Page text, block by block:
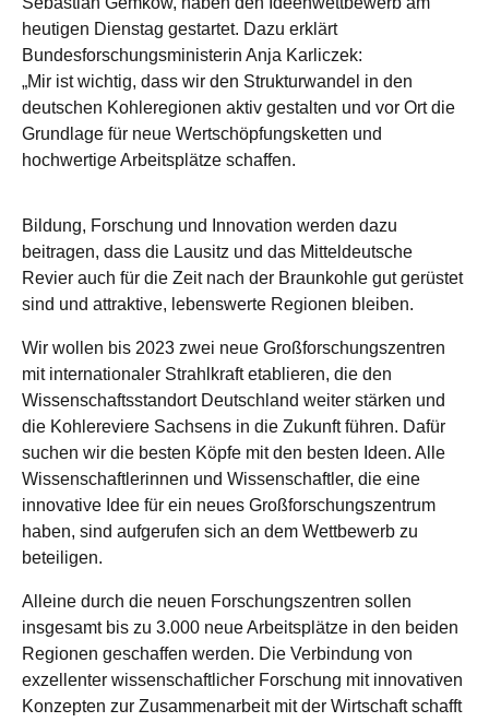
heutigen Dienstag gestartet. Dazu erklärt
Bundesforschungsministerin Anja Karliczek:
„Mir ist wichtig, dass wir den Strukturwandel in den
deutschen Kohleregionen aktiv gestalten und vor Ort die
Grundlage für neue Wertschöpfungsketten und
hochwertige Arbeitsplätze schaffen.
Bildung, Forschung und Innovation werden dazu
beitragen, dass die Lausitz und das Mitteldeutsche
Revier auch für die Zeit nach der Braunkohle gut gerüstet
sind und attraktive, lebenswerte Regionen bleiben.
Wir wollen bis 2023 zwei neue Großforschungszentren
mit internationaler Strahlkraft etablieren, die den
Wissenschaftsstandort Deutschland weiter stärken und
die Kohlereviere Sachsens in die Zukunft führen. Dafür
suchen wir die besten Köpfe mit den besten Ideen. Alle
Wissenschaftlerinnen und Wissenschaftler, die eine
innovative Idee für ein neues Großforschungszentrum
haben, sind aufgerufen sich an dem Wettbewerb zu
beteiligen.
Alleine durch die neuen Forschungszentren sollen
insgesamt bis zu 3.000 neue Arbeitsplätze in den beiden
Regionen geschaffen werden. Die Verbindung von
exzellenter wissenschaftlicher Forschung mit innovativen
Konzepten zur Zusammenarbeit mit der Wirtschaft schafft